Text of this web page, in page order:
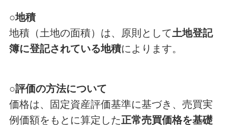
○地積
地積（土地の面積）は、原則として土地登記
簿に登記されている地積によります。
○評価の方法について
価格は、固定資産評価基準に基づき、売買実
例価額をもとに算定した正常売買価格を基礎